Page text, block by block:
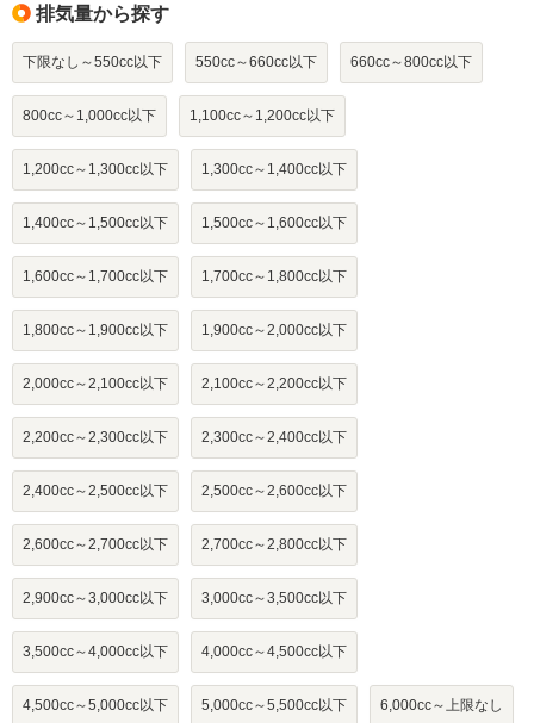
排気量から探す
下限なし～550cc以下 550cc～660cc以下 660cc～800cc以下
800cc～1,000cc以下 1,100cc～1,200cc以下
1,200cc～1,300cc以下 1,300cc～1,400cc以下
1,400cc～1,500cc以下 1,500cc～1,600cc以下
1,600cc～1,700cc以下 1,700cc～1,800cc以下
1,800cc～1,900cc以下 1,900cc～2,000cc以下
2,000cc～2,100cc以下 2,100cc～2,200cc以下
2,200cc～2,300cc以下 2,300cc～2,400cc以下
2,400cc～2,500cc以下 2,500cc～2,600cc以下
2,600cc～2,700cc以下 2,700cc～2,800cc以下
2,900cc～3,000cc以下 3,000cc～3,500cc以下
3,500cc～4,000cc以下 4,000cc～4,500cc以下
4,500cc～5,000cc以下 5,000cc～5,500cc以下 6,000cc～上限なし